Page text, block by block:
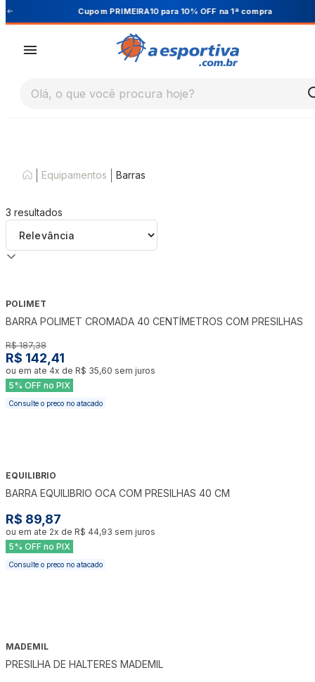
Cupom PRIMEIRA10 para 10% OFF na 1ª compra
Olá, o que você procura hoje?
Equipamentos Barras
3 resultados
POLIMET
BARRA POLIMET CROMADA 40 CENTÍMETROS COM PRESILHAS
R$ 187,38
R$ 142,41
ou em ate 4x de R$ 35,60 sem juros
5% OFF no PIX
Consulte o preco no atacado
EQUILIBRIO
BARRA EQUILIBRIO OCA COM PRESILHAS 40 CM
R$ 89,87
ou em ate 2x de R$ 44,93 sem juros
5% OFF no PIX
Consulte o preco no atacado
MADEMIL
PRESILHA DE HALTERES MADEMIL